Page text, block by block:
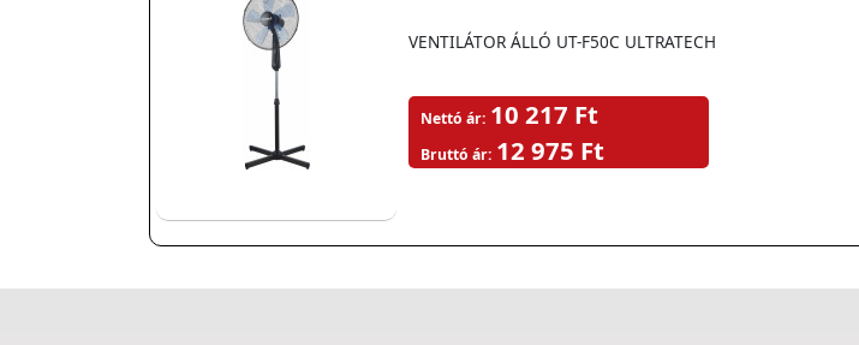
VENTILÁTOR ÁLLÓ UT-F50C ULTRATECH
Nettó ár: 10 217 Ft
Bruttó ár: 12 975 Ft